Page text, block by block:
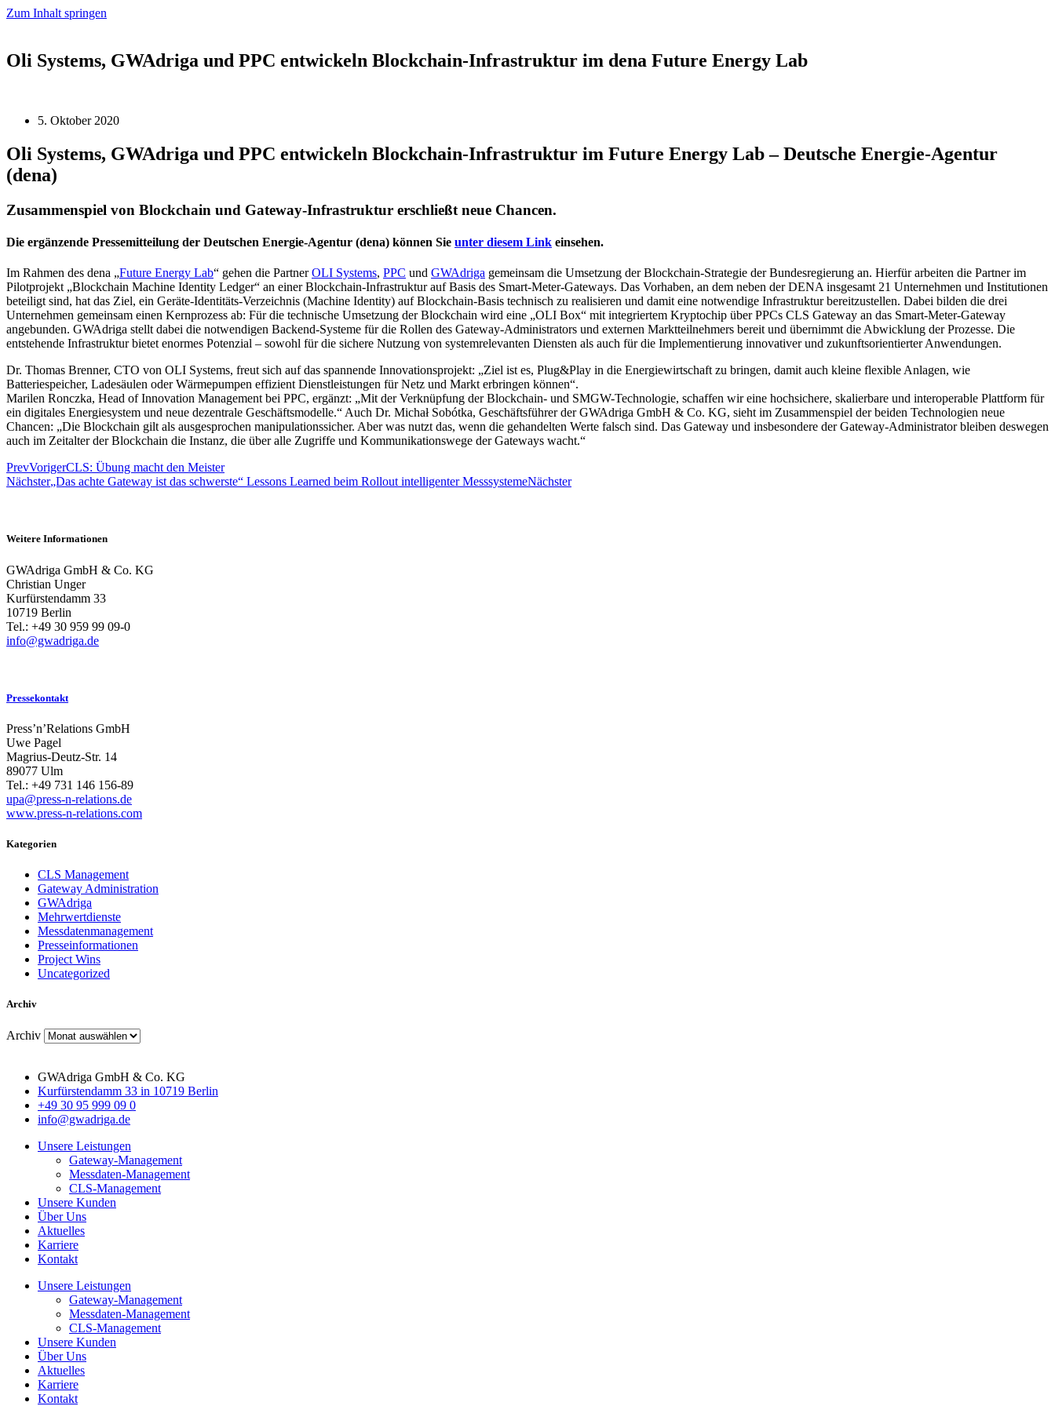
Zum Inhalt springen
Oli Systems, GWAdriga und PPC entwickeln Blockchain-Infrastruktur im dena Future Energy Lab
5. Oktober 2020
Oli Systems, GWAdriga und PPC entwickeln Blockchain-Infrastruktur im Future Energy Lab – Deutsche Energie-Agentur
(dena)
Zusammenspiel von Blockchain und Gateway-Infrastruktur erschließt neue Chancen.
Die ergänzende Pressemitteilung der Deutschen Energie-Agentur (dena) können Sie unter diesem Link einsehen.
Im Rahmen des dena „Future Energy Lab“ gehen die PartnerOLI Systems, PPC und GWAdriga gemeinsam die Umsetzung der Blockchain-Strategie der Bundesregierung an. Hierfür arbeiten die Partner im
Pilotprojekt „Blockchain Machine Identity Ledger“ an einer Blockchain-Infrastruktur auf Basis des Smart-Meter-Gateways. Das Vorhaben, an dem neben der DENA insgesamt 21 Unternehmen und Institutionen
beteiligt sind, hat das Ziel, ein Geräte-Identitäts-Verzeichnis (Machine Identity) auf Blockchain-Basis technisch zu realisieren und damit eine notwendige Infrastruktur bereitzustellen. Dabei bilden die drei
Unternehmen gemeinsam einen Kernprozess ab: Für die technische Umsetzung der Blockchain wird eine „OLI Box“ mit integriertem Kryptochip über PPCs CLS Gateway an das Smart-Meter-Gateway
angebunden. GWAdriga stellt dabei die notwendigen Backend-Systeme für die Rollen des Gateway-Administrators und externen Marktteilnehmers bereit und übernimmt die Abwicklung der Prozesse. Die
entstehende Infrastruktur bietet enormes Potenzial – sowohl für die sichere Nutzung von systemrelevanten Diensten als auch für die Implementierung innovativer und zukunftsorientierter Anwendungen.
Dr. Thomas Brenner, CTO von OLI Systems, freut sich auf das spannende Innovationsprojekt: „Ziel ist es, Plug&Play in die Energiewirtschaft zu bringen, damit auch kleine flexible Anlagen, wie
Batteriespeicher, Ladesäulen oder Wärmepumpen effizient Dienstleistungen für Netz und Markt erbringen können“.
Marilen Ronczka, Head of Innovation Management bei PPC, ergänzt: „Mit der Verknüpfung der Blockchain- und SMGW-Technologie, schaffen wir eine hochsichere, skalierbare und interoperable Plattform für
ein digitales Energiesystem und neue dezentrale Geschäftsmodelle.“ Auch Dr. Michał Sobótka, Geschäftsführer der GWAdriga GmbH & Co. KG, sieht im Zusammenspiel der beiden Technologien neue
Chancen: „Die Blockchain gilt als ausgesprochen manipulationssicher. Aber was nutzt das, wenn die gehandelten Werte falsch sind. Das Gateway und insbesondere der Gateway-Administrator bleiben deswegen
auch im Zeitalter der Blockchain die Instanz, die über alle Zugriffe und Kommunikationswege der Gateways wacht.“
PrevVorigerCLS: Übung macht den Meister
Nächster„Das achte Gateway ist das schwerste“ Lessons Learned beim Rollout intelligenter MesssystemeNächster
Weitere Informationen
GWAdriga GmbH & Co. KG
Christian Unger
Kurfürstendamm 33
10719 Berlin
Tel.: +49 30 959 99 09-0
info@gwadriga.de
Pressekontakt
Press’n’Relations GmbH
Uwe Pagel
Magrius-Deutz-Str. 14
89077 Ulm
Tel.: +49 731 146 156-89
upa@press-n-relations.de
www.press-n-relations.com
Kategorien
CLS Management
Gateway Administration
GWAdriga
Mehrwertdienste
Messdatenmanagement
Presseinformationen
Project Wins
Uncategorized
Archiv
Archiv
GWAdriga GmbH & Co. KG
Kurfürstendamm 33 in 10719 Berlin
+49 30 95 999 09 0
info@gwadriga.de
Unsere Leistungen
Gateway-Management
Messdaten-Management
CLS-Management
Unsere Kunden
Über Uns
Aktuelles
Karriere
Kontakt
Unsere Leistungen
Gateway-Management
Messdaten-Management
CLS-Management
Unsere Kunden
Über Uns
Aktuelles
Karriere
Kontakt